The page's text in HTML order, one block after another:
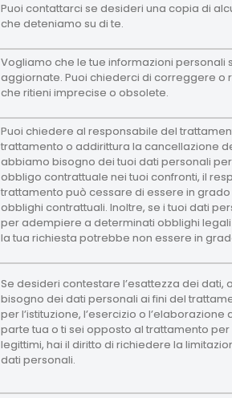
Puoi contattarci se desideri una copia di
che deteniamo su di te.
Vogliamo che le tue informazioni personali
aggiornate. Puoi chiederci di correggere o
che ritieni imprecise o obsolete.
Puoi chiedere al responsabile del
trattamento o addirittura la cancellazione
abbiamo bisogno dei tuoi dati personali
obbligo contrattuale nei tuoi confronti, il
trattamento può cessare di essere in
obblighi contrattuali. Inoltre, se i tuoi dati
per adempiere a determinati obblighi
la tua richiesta potrebbe non essere in
Se desideri contestare l’esattezza dei dati,
bisogno dei dati personali ai fini del
per l’istituzione, l’esercizio o
parte tua o ti sei opposto al trattamento
legittimi, hai il diritto di richiedere la
dati personali.